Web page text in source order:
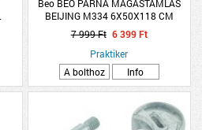
Beo BEO PÁRNA MAGASTÁMLÁS
BEIJING M334 6X50X118 CM
7 999 Ft 6 399 Ft
Praktiker
A bolthoz
Info